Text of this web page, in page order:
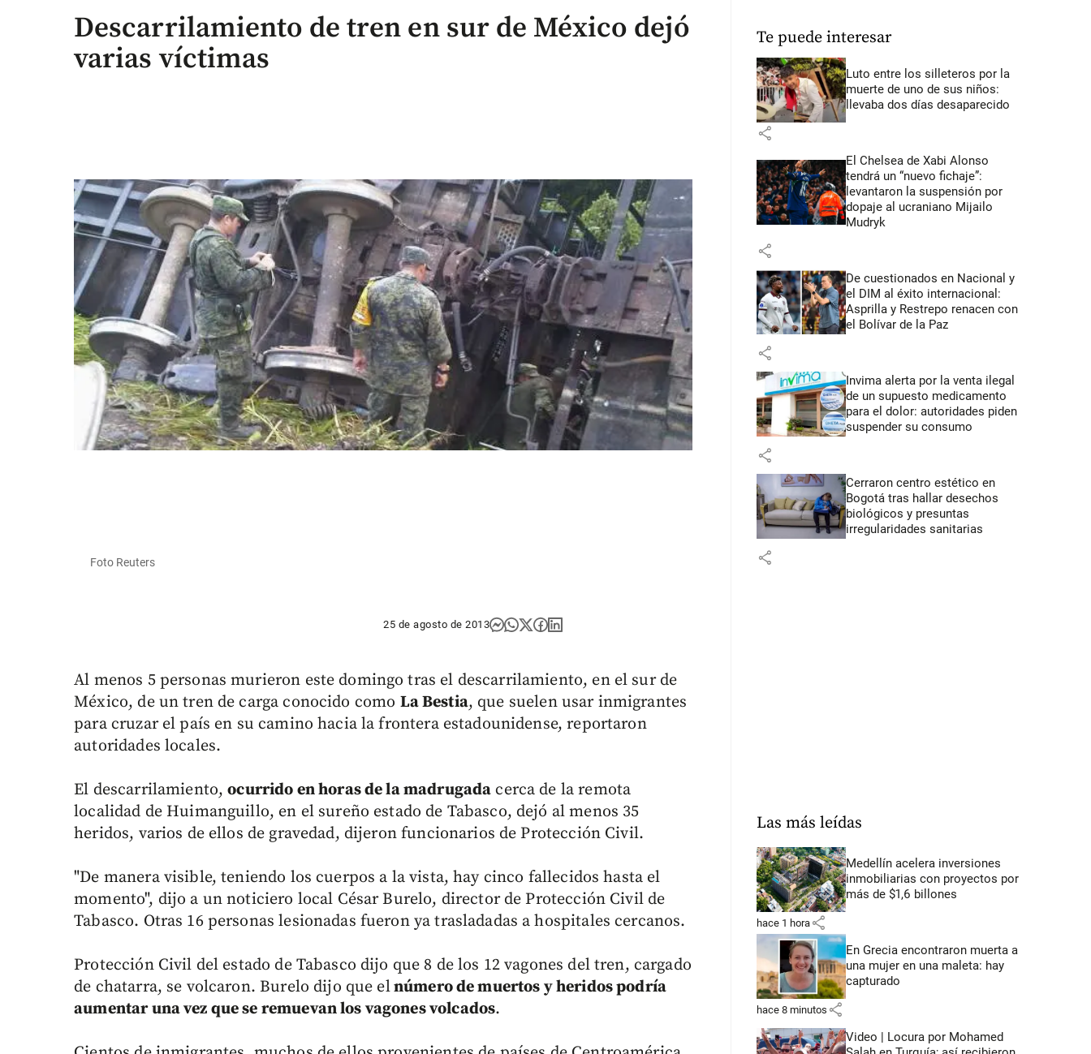
Descarrilamiento de tren en sur de México dejó
varias víctimas
Foto Reuters
25 de agosto de 2013
Al menos 5 personas murieron este domingo tras el descarrilamiento, en el sur de
México, de un tren de carga conocido como La Bestia, que suelen usar inmigrantes
para cruzar el país en su camino hacia la frontera estadounidense, reportaron
autoridades locales.
El descarrilamiento,ocurrido en horas de la madrugada cerca de la remota
localidad de Huimanguillo, en el sureño estado de Tabasco, dejó al menos 35
heridos, varios de ellos de gravedad, dijeron funcionarios de Protección Civil.
"De manera visible, teniendo los cuerpos a la vista, hay cinco fallecidos hasta el
momento", dijo a un noticiero local César Burelo, director de Protección Civil de
Tabasco. Otras 16 personas lesionadas fueron ya trasladadas a hospitales cercanos.
Protección Civil del estado de Tabasco dijo que 8 de los 12 vagones del tren, cargado
de chatarra, se volcaron. Burelo dijo que elnúmero de muertos y heridos podría
aumentar una vez que se remuevan los vagones volcados.
Te puede interesar
Luto entre los silleteros por la
muerte de uno de sus niños:
llevaba dos días desaparecido
share
El Chelsea de Xabi Alonso
tendrá un “nuevo fichaje”:
levantaron la suspensión por
dopaje al ucraniano Mijailo
Mudryk
share
De cuestionados en Nacional y
el DIM al éxito internacional:
Asprilla y Restrepo renacen con
el Bolívar de la Paz
share
Invima alerta por la venta ilegal
de un supuesto medicamento
para el dolor: autoridades piden
suspender su consumo
share
Cerraron centro estético en
Bogotá tras hallar desechos
biológicos y presuntas
irregularidades sanitarias
share
Las más leídas
Medellín acelera inversiones
inmobiliarias con proyectos por
más de $1,6 billones
hace 1 hora share
En Grecia encontraron muerta a
una mujer en una maleta: hay
capturado
hace 8 minutos share
Video | Locura por Mohamed